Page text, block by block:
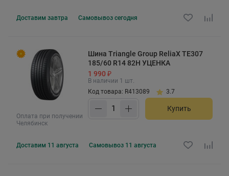
Доставим завтра Самовывоз сегодня
Оплата при получении
Челябинск
Шина Triangle Group ReliaX TE307
185/60 R14 82H УЦЕНКА
1 990 ₽
В наличии 1 шт.
Код товара: R413089
3.7
Купить
Доставим 11 августа Самовывоз 11 августа